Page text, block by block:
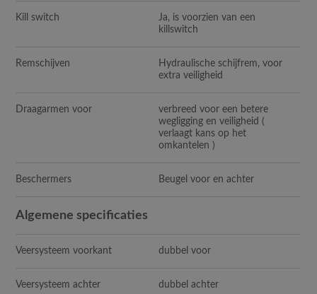
Kill switch
Ja, is voorzien van een
killswitch
Remschijven
Hydraulische schijfrem, voor
extra veiligheid
Draagarmen voor
verbreed voor een betere
wegligging en veiligheid (
verlaagt kans op het
omkantelen )
Beschermers Beugel voor en achter
Algemene specificaties
Veersysteem voorkant dubbel voor
Veersysteem achter dubbel achter